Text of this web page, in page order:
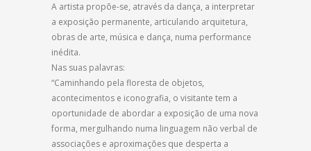
A artista propõe-se, através da dança, a interpretar
a exposição permanente, articulando arquitetura,
obras de arte, música e dança, numa performance
inédita.
Nas suas palavras:
“Caminhando pela floresta de objetos,
acontecimentos e iconografia, o visitante tem a
oportunidade de abordar a exposição de uma nova
forma, mergulhando numa linguagem não verbal de
associações e aproximações que desperta a